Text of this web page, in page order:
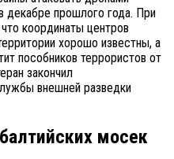
декабре прошлого года. При
координаты центров
хорошо известны, а
пособников террористов от
закончил
внешней разведки
мосек